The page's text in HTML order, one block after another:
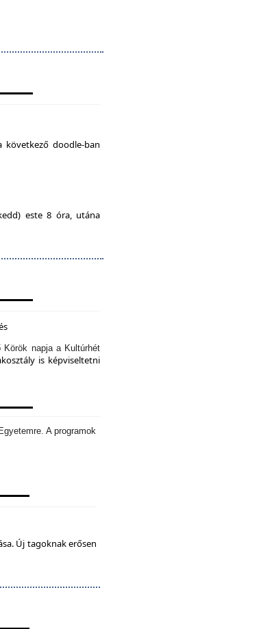
következő doodle-ban
este 8 óra, utána
Körök napja a Kultúrhét
is képviseltetni
A programok
Új tagoknak erősen